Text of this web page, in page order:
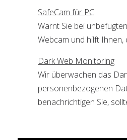
SafeCam für PC
Warnt Sie bei
Webcam und hilft Ihnen,
Dark Web Monitoring
Wir überwachen das
personenbezogenen
benachrichtigen Sie,